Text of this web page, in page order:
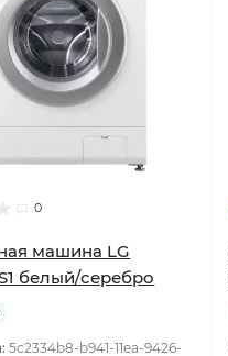
0
машина LG
белый/серебро
5c2334b8-b941-11ea-9426-